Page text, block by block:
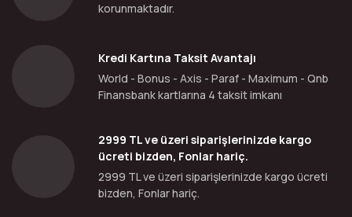
korunmaktadır.
Kredi Kartına Taksit Avantajı
World - Bonus - Axis - Paraf - Maximum - Qnb
Finansbank kartlarına 4 taksit imkanı
2999 TL ve üzeri siparişlerinizde kargo
ücreti bizden, Fonlar hariç.
2999 TL ve üzeri siparişlerinizde kargo ücreti
bizden, Fonlar hariç.